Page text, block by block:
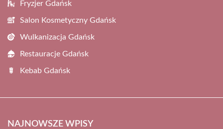
Fryzjer Gdańsk
Salon Kosmetyczny Gdańsk
Wulkanizacja Gdańsk
Restauracje Gdańsk
Kebab Gdańsk
NAJNOWSZE WPISY